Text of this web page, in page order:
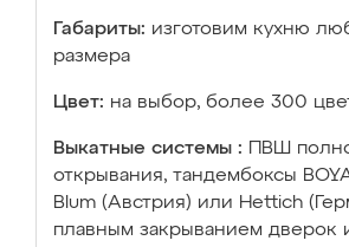
Габариты: изготовим кухню
размера
Цвет: на выбор, более 300
Выкатные системы :
ПВШ
открывания, тандембоксы
Blum (Австрия) или Hettich
плавным закрыванием дверок